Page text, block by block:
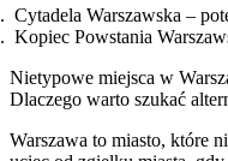
Cytadela Warszawska –
Kopiec Powstania
Nietypowe miejsca w
Dlaczego warto szukać
Warszawa to miasto, które